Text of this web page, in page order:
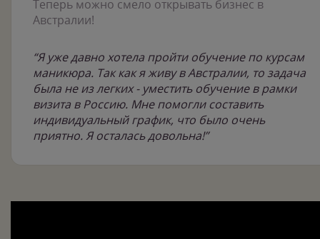
Теперь можно смело открывать бизнес в
Австралии!
“Я уже давно хотела пройти обучение по курсам
маникюра. Так как я живу в Австралии, то задача
была не из легких - уместить обучение в рамки
визита в Россию. Мне помогли составить
индивидуальный график, что было очень
приятно. Я осталась довольна!”